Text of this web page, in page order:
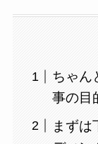
ちゃん
事の目
まずは